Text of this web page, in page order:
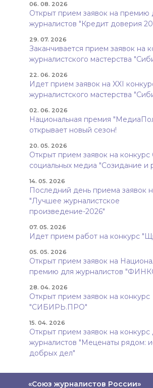
06. 08. 2026
Открыт прием заявок на премию
журналистов "Кредит доверия
29. 07. 2026
Заканчивается прием заявок на
журналистского мастерства
22. 06. 2026
Идет прием заявок на XXI
журналистского мастерства
02. 06. 2026
Национальная премия
открывает новый сезон!
20. 05. 2026
Открыт прием заявок на
социальных медиа "Созидание и
14. 05. 2026
Последний день приема заявок
"Лучшее журналистское
произведение-2026"
07. 05. 2026
Идет прием работ на конкурс
05. 05. 2026
Открыт прием заявок на
премию для журналистов
28. 04. 2026
Открыт прием заявок на конкурс
"СИБИРЬ.ПРО"
15. 04. 2026
Открыт прием заявок на конкурс
журналистов "Меценаты рядом:
добрых дел"
«Союз журналистов России»